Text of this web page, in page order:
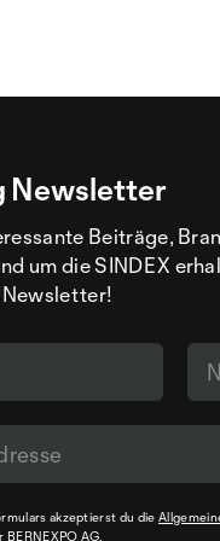
Newsletter
Beiträge,
um die SINDEX
akzeptierst du die
BERNEXPO AG.